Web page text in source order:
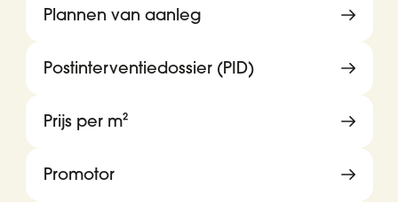
Plannen van aanleg
Postinterventiedossier (PID)
Prijs per m²
Promotor